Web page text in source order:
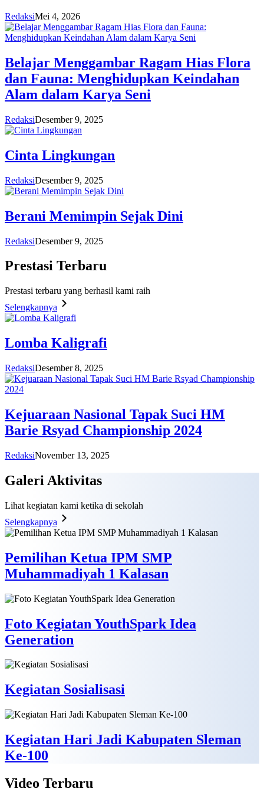
RedaksiMei 4, 2026
Belajar Menggambar Ragam Hias Flora
dan Fauna: Menghidupkan Keindahan
Alam dalam Karya Seni
RedaksiDesember 9, 2025
Cinta Lingkungan
RedaksiDesember 9, 2025
Berani Memimpin Sejak Dini
RedaksiDesember 9, 2025
Prestasi Terbaru
Prestasi terbaru yang berhasil kami raih
Selengkapnya
Lomba Kaligrafi
RedaksiDesember 8, 2025
Kejuaraan Nasional Tapak Suci HM
Barie Rsyad Championship 2024
RedaksiNovember 13, 2025
Galeri Aktivitas
Lihat kegiatan kami ketika di sekolah
Selengkapnya
Pemilihan Ketua IPM SMP
Muhammadiyah 1 Kalasan
Foto Kegiatan YouthSpark Idea
Generation
Kegiatan Sosialisasi
Kegiatan Hari Jadi Kabupaten Sleman
Ke-100
Video Terbaru